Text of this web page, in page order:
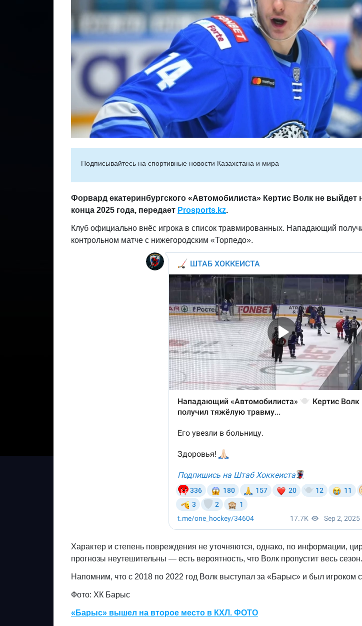
Подписывайтесь на cпортивные новости Казахстана и мира
Форвард екатеринбургского «Автомобилиста» Кертис Волк не выйдет
конца 2025 года, передает Prosports.kz.
Клуб официально внёс игрока в список травмированных. Нападающий
контрольном матче с нижегородским «Торпедо».
Характер и степень повреждения не уточняются, однако, по информации,
прогнозы неутешительны — есть вероятность, что Волк пропустит весь сезон.
Напомним, что с 2018 по 2022 год Волк выступал за «Барыс» и был игроком
Фото: ХК Барыс
«Барыс» вышел на второе место в КХЛ. ФОТО